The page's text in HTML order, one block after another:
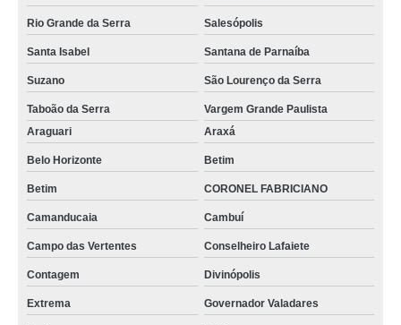
Rio Grande da Serra Salesópolis
Santa Isabel Santana de Parnaíba
Suzano São Lourenço da Serra
Taboão da Serra
Vargem Grande Paulista
Araguari
Araxá
Belo Horizonte Betim
Betim CORONEL FABRICIANO
Camanducaia Cambuí
Campo das Vertentes Conselheiro Lafaiete
Contagem Divinópolis
Extrema Governador Valadares